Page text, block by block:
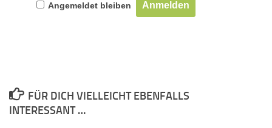
Angemeldet bleiben
FÜR DICH VIELLEICHT EBENFALLS
INTERESSANT …